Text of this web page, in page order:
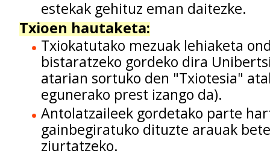
estekak gehituz eman daitezke.
Txioen hautaketa:
Txiokatutako mezuak lehiaketa
bistaratzeko gordeko dira
atarian sortuko den "Txiotesia"
egunerako prest izango da).
Antolatzaileek gordetako parte
gainbegiratuko dituzte arauak
ziurtatzeko.